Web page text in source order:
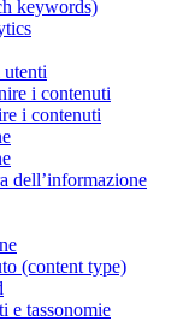
keywords)
i contenuti
i contenuti
dell’informazione
(content type)
e tassonomie